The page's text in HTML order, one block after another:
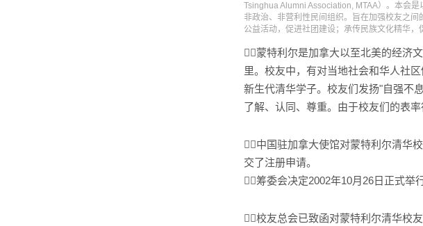
Tsinghua Alumni Association, MTAA）。本会
非政治、非营利性民间组织。旨在加强校友之
公益活动，促进社团建设；承传民族文化精华
蒙特利尔是加拿大以至北美的经济
里。校友中，有对当地社会和华人社
新生代清华学子。校友们发扬"自强不
了解、认同、尊重。由于校友们的表
中国驻加拿大使馆对蒙特利尔清华
交了注册申请。
筹委会决定2002年10月26日正式举
校友总会已致函对蒙特利尔清华校